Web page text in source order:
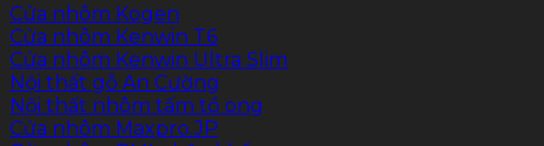
Cửa nhôm Kogen
Cửa nhôm Kenwin T6
Cửa nhôm Kenwin Ultra Slim
Nội thất gỗ An Cường
Nội thất nhôm tấm tổ ong
Cửa nhôm Maxpro.JP